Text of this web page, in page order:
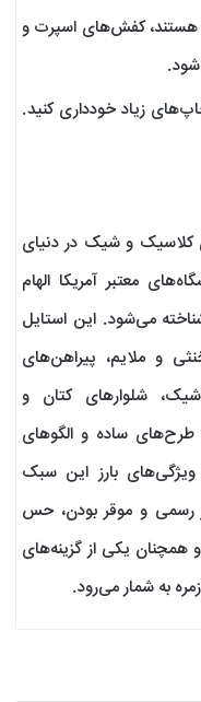
کفش‌های اسپرت و
زیاد خودداری کنید.
کلاسیک و شیک در دنیای
معتبر آمریکا الهام
می‌شود. این استایل
و ملایم، پیراهن‌های
شیک، شلوارهای کتان و
طرح‌های ساده و الگوهای
ویژگی‌های بارز این سبک
رسمی و موقر بودن، حس
همچنان یکی از گزینه‌های
به شمار می‌رود.